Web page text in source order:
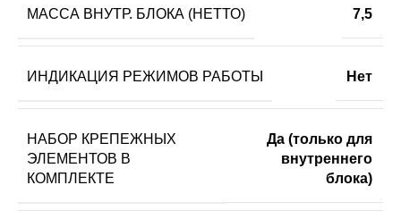
МАССА ВНУТР. БЛОКА (НЕТТО) 7,5
ИНДИКАЦИЯ РЕЖИМОВ РАБОТЫ Нет
НАБОР КРЕПЕЖНЫХ
ЭЛЕМЕНТОВ В
КОМПЛЕКТЕ
Да (только для
внутреннего
блока)